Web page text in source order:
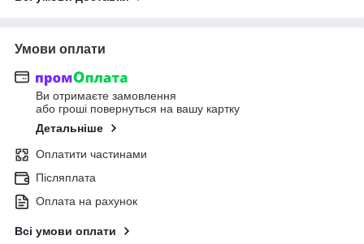
Умови оплати
Ви отримаєте замовлення
або гроші повернуться на вашу картку
Детальніше
Оплатити частинами
Післяплата
Оплата на рахунок
Всі умови оплати